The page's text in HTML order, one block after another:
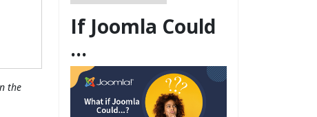
the
If Joomla Could
...